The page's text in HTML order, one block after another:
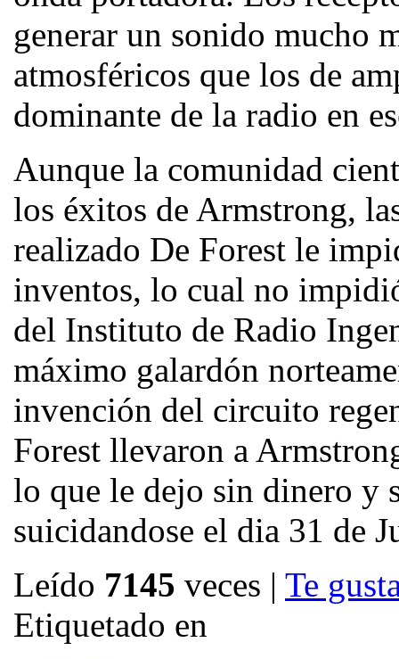
generar un sonido mucho
atmosféricos que los de
dominante de la radio en
Aunque la comunidad
los éxitos de Armstrong,
realizado De Forest le
inventos, lo cual no
del Instituto de Radio
máximo galardón
invención del circuito
Forest llevaron a
lo que le dejo sin dinero y
suicidandose el dia 31 de
Leído 7145 veces | Te
Etiquetado en